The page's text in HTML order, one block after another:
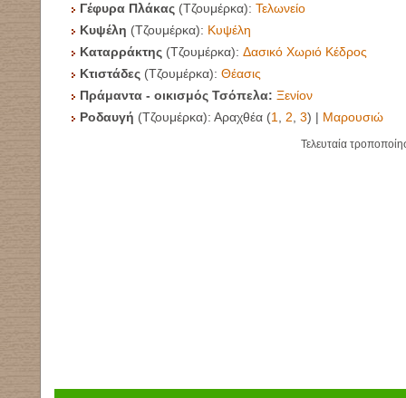
Γέφυρα Πλάκας (Τζουμέρκα): Τελωνείο
Κυψέλη (Τζουμέρκα): Κυψέλη
Καταρράκτης (Τζουμέρκα): Δασικό Χωριό Κέδρος
Κτιστάδες (Τζουμέρκα): Θέασις
Πράμαντα - οικισμός Τσόπελα: Ξενίον
Ροδαυγή (Τζουμέρκα): Αραχθέα (1 2 3) | Μαρουσιώ
Τελευταία